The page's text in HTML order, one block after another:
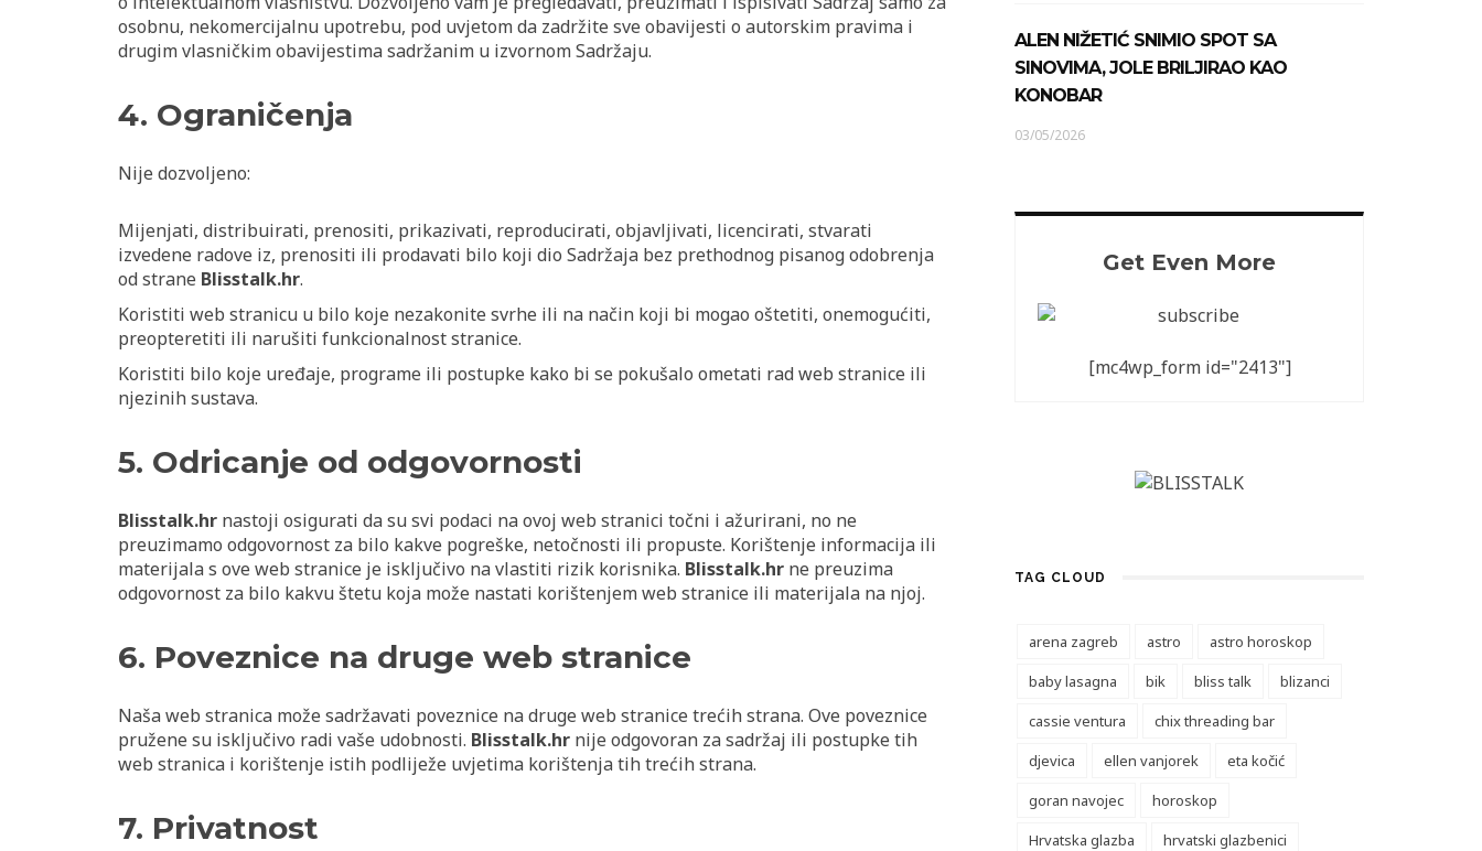
osobnu, nekomercijalnu upotrebu, pod uvjetom da zadržite sve obavijesti o autorskim pravima i
drugim vlasničkim obavijestima sadržanim u izvornom Sadržaju.
4. Ograničenja
Nije dozvoljeno:
Mijenjati, distribuirati, prenositi, prikazivati, reproducirati, objavljivati, licencirati, stvarati
izvedene radove iz, prenositi ili prodavati bilo koji dio Sadržaja bez prethodnog pisanog odobrenja
od strane Blisstalk.hr.
Koristiti web stranicu u bilo koje nezakonite svrhe ili na način koji bi mogao oštetiti, onemogućiti,
preopteretiti ili narušiti funkcionalnost stranice.
Koristiti bilo koje uređaje, programe ili postupke kako bi se pokušalo ometati rad web stranice ili
njezinih sustava.
5. Odricanje od odgovornosti
Blisstalk.hr nastoji osigurati da su svi podaci na ovoj web stranici točni i ažurirani, no ne
preuzimamo odgovornost za bilo kakve pogreške, netočnosti ili propuste. Korištenje informacija ili
materijala s ove web stranice je isključivo na vlastiti rizik korisnika. Blisstalk.hr ne preuzima
odgovornost za bilo kakvu štetu koja može nastati korištenjem web stranice ili materijala na njoj.
6. Poveznice na druge web stranice
Naša web stranica može sadržavati poveznice na druge web stranice trećih strana. Ove poveznice
pružene su isključivo radi vaše udobnosti. Blisstalk.hr nije odgovoran za sadržaj ili postupke tih
web stranica i korištenje istih podliježe uvjetima korištenja tih trećih strana.
7. Privatnost
ALEN NIŽETIĆ SNIMIO SPOT SA
SINOVIMA, JOLE BRILJIRAO KAO
KONOBAR
03/05/2026
Get Even More
[mc4wp_form id="2413"]
TAG CLOUD
arena zagreb astro
astro horoskop
baby lasagna
bik bliss talk
blizanci
cassie ventura
chix threading bar
djevica
ellen vanjorek
eta kočić
goran navojec
horoskop
Hrvatska glazba
hrvatski glazbenici